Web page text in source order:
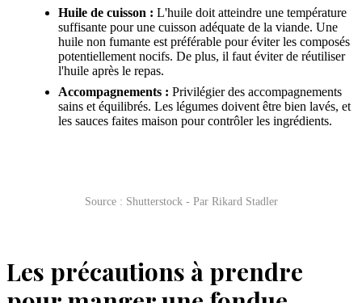
Huile de cuisson : L'huile doit atteindre une température
suffisante pour une cuisson adéquate de la viande. Une
huile non fumante est préférable pour éviter les composés
potentiellement nocifs. De plus, il faut éviter de réutiliser
l'huile après le repas.
Accompagnements : Privilégier des accompagnements
sains et équilibrés. Les légumes doivent être bien lavés, et
les sauces faites maison pour contrôler les ingrédients.
Source : Shutterstock - Par Rikard Stadler
Les précautions à prendre